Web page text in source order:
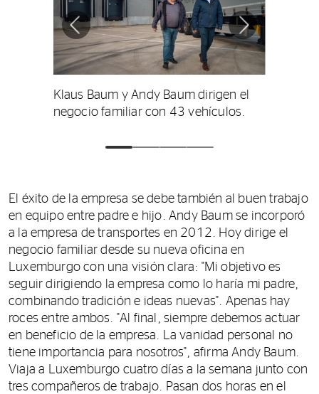
Klaus Baum y Andy Baum dirigen el
negocio familiar con 43 vehículos.
El éxito de la empresa se debe también al buen trabajo
en equipo entre padre e hijo. Andy Baum se incorporó
a la empresa de transportes en 2012. Hoy dirige el
negocio familiar desde su nueva oficina en
Luxemburgo con una visión clara: "Mi objetivo es
seguir dirigiendo la empresa como lo haría mi padre,
combinando tradición e ideas nuevas". Apenas hay
roces entre ambos. "Al final, siempre debemos actuar
en beneficio de la empresa. La vanidad personal no
tiene importancia para nosotros", afirma Andy Baum.
Viaja a Luxemburgo cuatro días a la semana junto con
tres compañeros de trabajo. Pasan dos horas en el